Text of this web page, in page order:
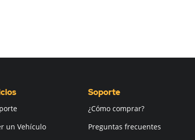
un Vehículo
Soporte
¿Cómo comprar?
Preguntas frecuentes